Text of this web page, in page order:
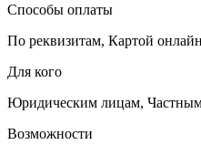
Способы оплаты
По реквизитам, Картой онлайн
Для кого
Юридическим лицам,
Возможности